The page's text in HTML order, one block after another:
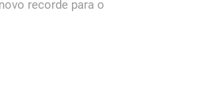
recorde para o